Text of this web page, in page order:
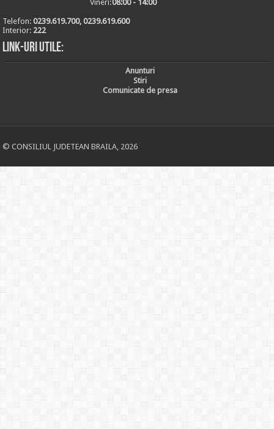
Vineri:08:00 - 14:00
Telefon:0239.619.700, 0239.619.600
Interior: 222
Link-uri utile:
Anunturi
Stiri
Comunicate de presa
© CONSILIUL JUDETEAN BRAILA, 2026